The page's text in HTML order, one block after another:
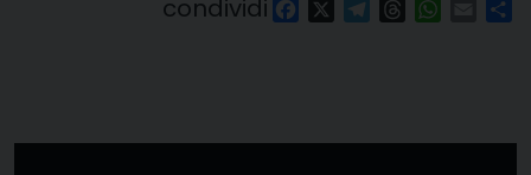
condividi FacebookTelegram
Threads Email